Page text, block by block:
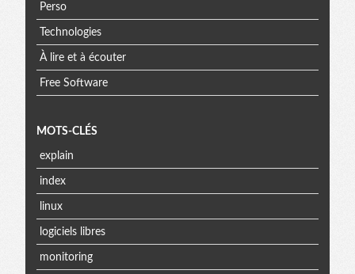
Perso
Technologies
À lire et à écouter
Free Software
MOTS-CLÉS
explain
index
linux
logiciels libres
monitoring